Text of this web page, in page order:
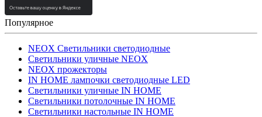
Популярное
NEOX Светильники светодиодные
Светильники уличные NEOX
NEOX прожекторы
IN HOME лампочки светодиодные LED
Светильники уличные IN HOME
Светильники потолочные IN HOME
Светильники настольные IN HOME